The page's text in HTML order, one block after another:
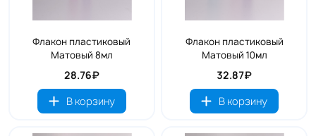
Флакон пластиковый
Матовый 8мл
28.76₽
В корзину
Флакон пластиковый
Матовый 10мл
32.87₽
В корзину